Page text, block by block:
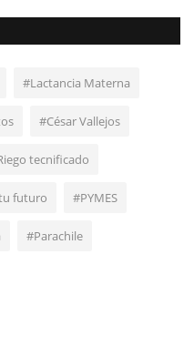
#Lactancia Materna
#César Vallejos
tecnificado
futuro #PYMES
#Parachile